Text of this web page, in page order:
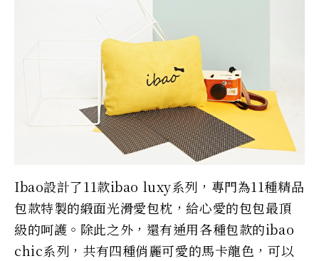
Ibao設計了11款ibao luxy系列，專門為11種精品
包款特製的緞面光滑愛包枕，給心愛的包包最頂
級的呵護。除此之外，還有通用各種包款的ibao
chic系列，共有四種俏麗可愛的馬卡龍色，可以